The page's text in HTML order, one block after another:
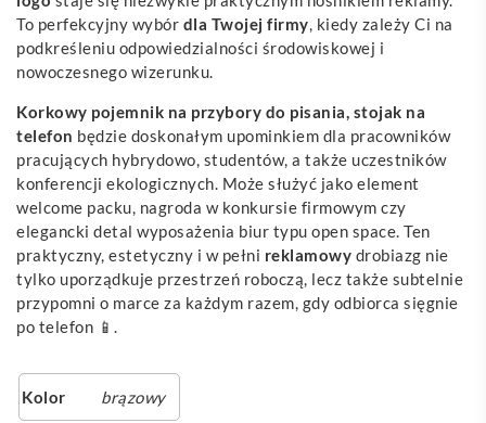
To perfekcyjny wybór dla Twojej firmy, kiedy zależy Ci na
podkreśleniu odpowiedzialności środowiskowej i
nowoczesnego wizerunku.
Korkowy pojemnik na przybory do pisania, stojak na
telefon będzie doskonałym upominkiem dla pracowników
pracujących hybrydowo, studentów, a także uczestników
konferencji ekologicznych. Może służyć jako element
welcome packu, nagroda w konkursie firmowym czy
elegancki detal wyposażenia biur typu open space. Ten
praktyczny, estetyczny i w pełni reklamowy drobiazg nie
tylko uporządkuje przestrzeń roboczą, lecz także subtelnie
przypomni o marce za każdym razem, gdy odbiorca sięgnie
po telefon 📱.
Kolor brązowy